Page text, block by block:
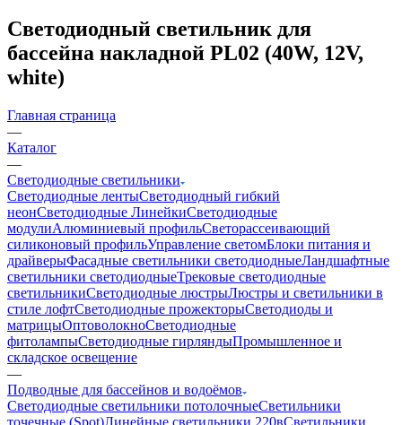
Светодиодный светильник для
бассейна накладной PL02 (40W, 12V,
white)
Главная страница
—
Каталог
—
Светодиодные светильники
Светодиодные лентыСветодиодный гибкий
неонСветодиодные ЛинейкиСветодиодные
модулиАлюминиевый профильСветорассеивающий
силиконовый профильУправление светомБлоки питания и
драйверыФасадные светильники светодиодныеЛандшафтные
светильники светодиодныеТрековые светодиодные
светильникиСветодиодные люстрыЛюстры и светильники в
стиле лофтСветодиодные прожекторыСветодиоды и
матрицыОптоволокноСветодиодные
фитолампыСветодиодные гирляндыПромышленное и
складское освещение
—
Подводные для бассейнов и водоёмов
Светодиодные светильники потолочныеСветильники
точечные (Spot)Линейные светильники 220вСветильники